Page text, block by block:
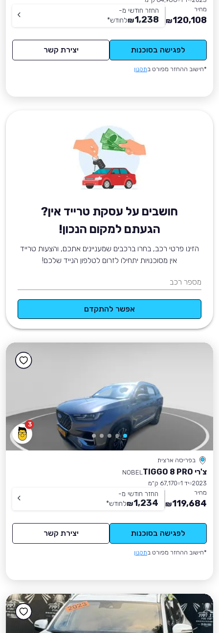
מחיר
120,108
₪
החזר חודשי מ-
1,238
₪לחודש*
לפגישה בסוכנות יצירת קשר
*חישוב ההחזר מפורט בתקנון
חושבים על עסקת טרייד אין?
הגעתם למקום הנכון!
הזינו פרטי רכב, בחרו ברכבים שמעניינים אתכם, והצעות טרייד
אין מסוכנויות יתחילו לזרום לטלפון הנייד שלכם!
מספר רכב
אפשר להתקדם
3
בפריסה ארצית
צ'רי TIGGO 8 PRO
NOBEL
2023 יד 1
67,170 ק״מ
מחיר
119,684
₪
החזר חודשי מ-
1,234
₪לחודש*
לפגישה בסוכנות יצירת קשר
*חישוב ההחזר מפורט בתקנון